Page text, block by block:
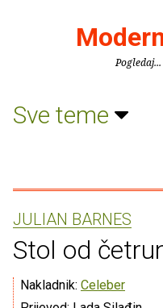
Sve teme
JULIAN BARNES
Stol od
Nakladnik: Celeber